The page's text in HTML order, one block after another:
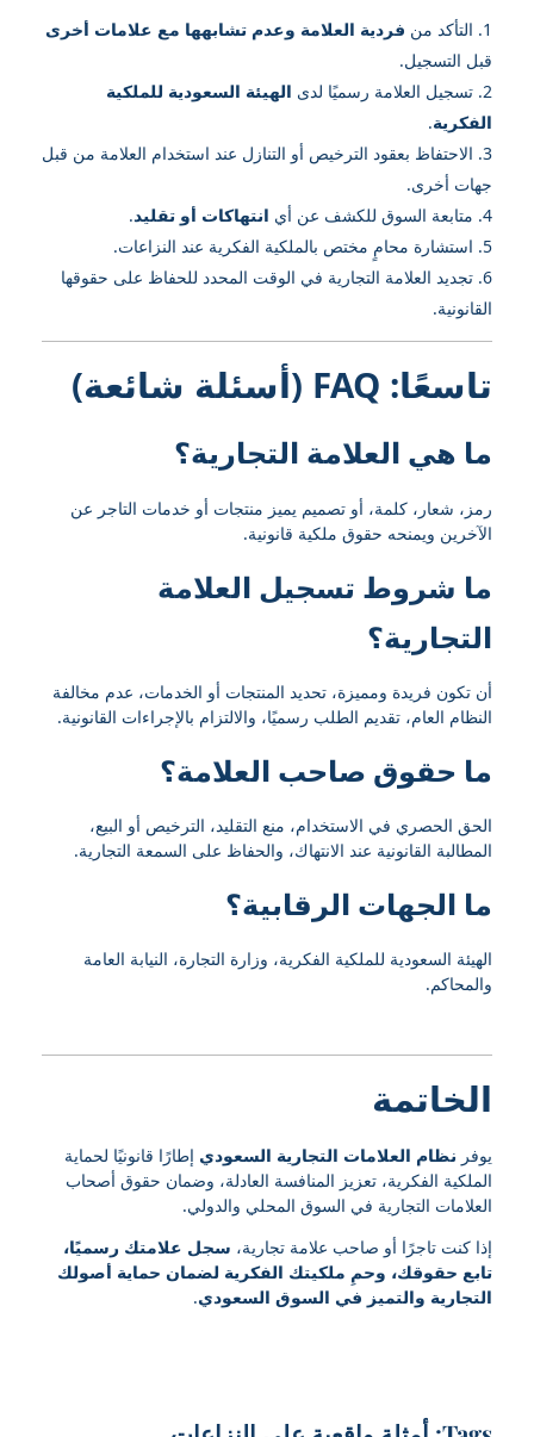
التأكد من فردية العلامة وعدم تشابهها مع علامات أخرى
قبل التسجيل.
تسجيل العلامة رسميًا لدى الهيئة السعودية للملكية
الفكرية.
الاحتفاظ بعقود الترخيص أو التنازل عند استخدام العلامة من قبل
جهات أخرى.
متابعة السوق للكشف عن أي انتهاكات أو تقليد.
استشارة محامٍ مختص بالملكية الفكرية عند النزاعات.
تجديد العلامة التجارية في الوقت المحدد للحفاظ على حقوقها
القانونية.
تاسعًا: FAQ (أسئلة شائعة)
ما هي العلامة التجارية؟
رمز، شعار، كلمة، أو تصميم يميز منتجات أو خدمات التاجر عن
الآخرين ويمنحه حقوق ملكية قانونية.
ما شروط تسجيل العلامة
التجارية؟
أن تكون فريدة ومميزة، تحديد المنتجات أو الخدمات، عدم مخالفة
النظام العام، تقديم الطلب رسميًا، والالتزام بالإجراءات القانونية.
ما حقوق صاحب العلامة؟
الحق الحصري في الاستخدام، منع التقليد، الترخيص أو البيع،
المطالبة القانونية عند الانتهاك، والحفاظ على السمعة التجارية.
ما الجهات الرقابية؟
الهيئة السعودية للملكية الفكرية، وزارة التجارة، النيابة العامة
والمحاكم.
الخاتمة
يوفر نظام العلامات التجارية السعودي إطارًا قانونيًا لحماية
الملكية الفكرية، تعزيز المنافسة العادلة، وضمان حقوق أصحاب
العلامات التجارية في السوق المحلي والدولي.
إذا كنت تاجرًا أو صاحب علامة تجارية، سجل علامتك رسميًا،
تابع حقوقك، وحمِ ملكيتك الفكرية لضمان حماية أصولك
التجارية والتميز في السوق السعودي.